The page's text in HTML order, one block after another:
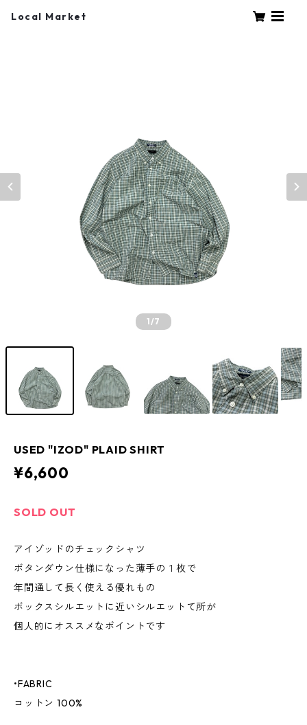
Local Market
1/7
USED "IZOD" PLAID SHIRT
¥6,600
SOLD OUT
アイゾッドのチェックシャツ
ボタンダウン仕様になった薄手の１枚で
年間通して長く使える優れもの
ボックスシルエットに近いシルエットて所が
個人的にオススメなポイントです
•FABRIC
コットン 100%